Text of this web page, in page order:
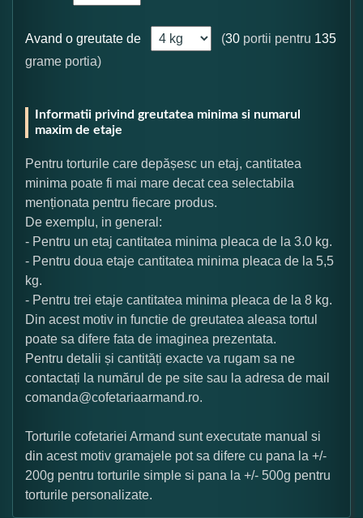
Avand o greutate de (30 portii pentru 135
grame portia)
Informatii privind greutatea minima si numarul
maxim de etaje
Pentru torturile care depășesc un etaj, cantitatea
minima poate fi mai mare decat cea selectabila
menționata pentru fiecare produs.
De exemplu, in general:
- Pentru un etaj cantitatea minima pleaca de la 3.0 kg.
- Pentru doua etaje cantitatea minima pleaca de la 5,5
kg.
- Pentru trei etaje cantitatea minima pleaca de la 8 kg.
Din acest motiv in functie de greutatea aleasa tortul
poate sa difere fata de imaginea prezentata.
Pentru detalii și cantități exacte va rugam sa ne
contactați la numărul de pe site sau la adresa de mail
comanda@cofetariaarmand.ro.
Torturile cofetariei Armand sunt executate manual si
din acest motiv gramajele pot sa difere cu pana la +/-
200g pentru torturile simple si pana la +/- 500g pentru
torturile personalizate.